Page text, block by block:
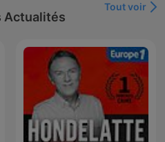
Actualités
Tout voir